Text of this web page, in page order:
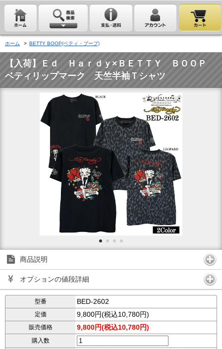
ホーム > BETTY BOOP(ベティ・ブープ)
【入荷】Ｅｄ Ｈａｒｄｙ×ＢＥＴＴＹ ＢＯＯＰ
ベティリップマーク 天竺半袖Ｔシャツ
商品説明
オプションの値段詳細
型番 BED-2602
定価 9,800円(税込10,780円)
販売価格 9,800円(税込10,780円)
購入数